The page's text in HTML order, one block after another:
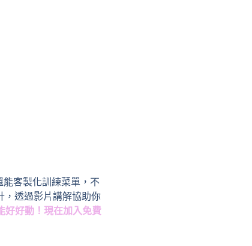
客製化訓練菜單，不
，透過影片講解協助你
好好動！現在加入免費